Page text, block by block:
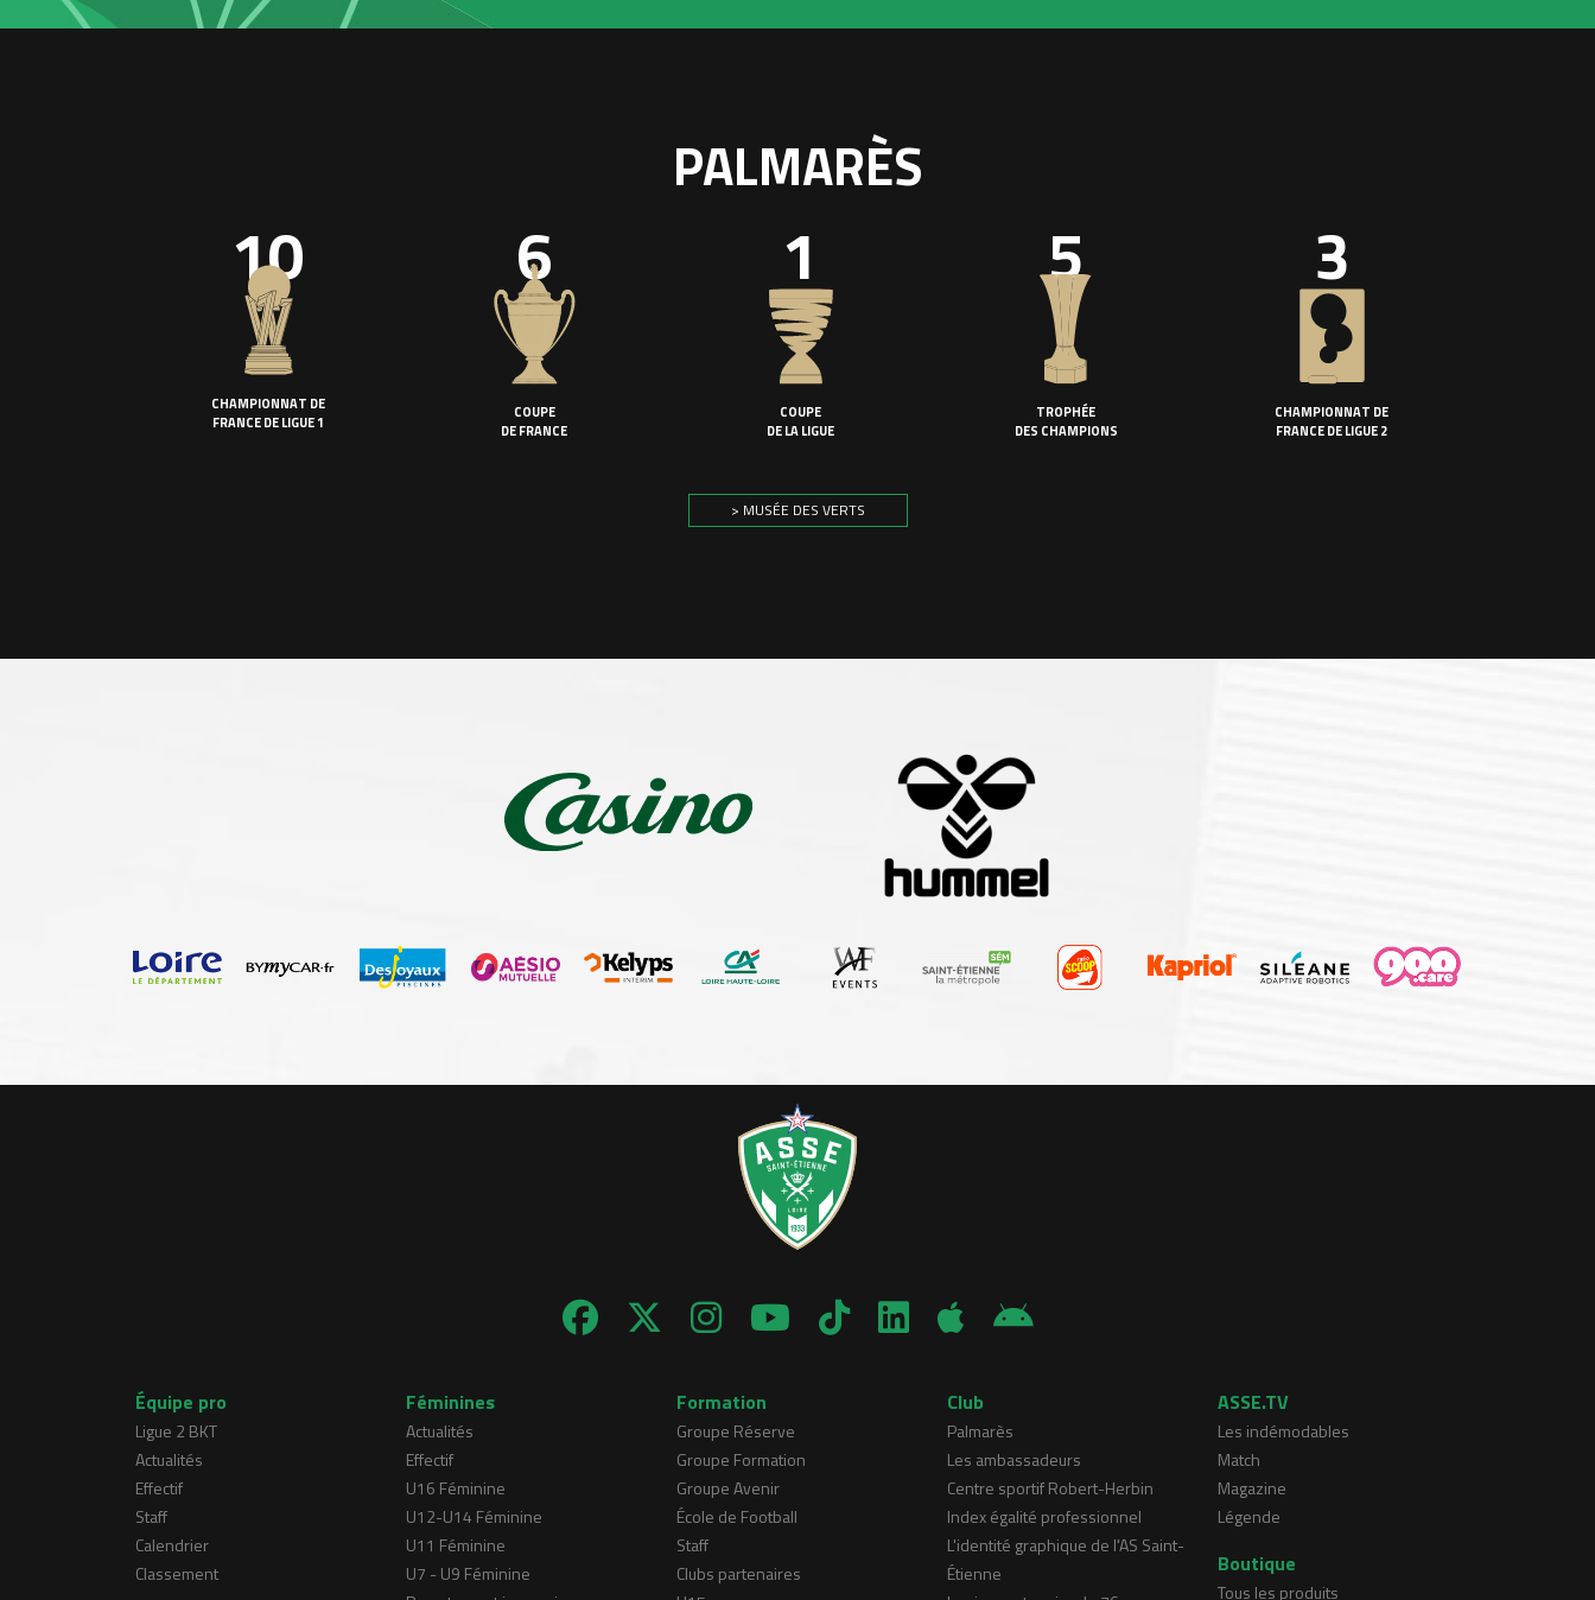
PALMARÈS
10
CHAMPIONNAT DE
FRANCE DE LIGUE 1
6
COUPE
DE FRANCE
1
COUPE
DE LA LIGUE
5
TROPHÉE
DES CHAMPIONS
3
CHAMPIONNAT DE
FRANCE DE LIGUE 2
> MUSÉE DES VERTS
Équipe pro
Ligue 2 BKT
Actualités
Effectif
Staff
Calendrier
Classement
Féminines
Actualités
Effectif
U16 Féminine
U12-U14 Féminine
U11 Féminine
U7 - U9 Féminine
Formation
Groupe Réserve
Groupe Formation
Groupe Avenir
École de Football
Staff
Clubs partenaires
Club
Palmarès
Les ambassadeurs
Centre sportif Robert-Herbin
Index égalité professionnel
L'identité graphique de l'AS Saint-
Étienne
ASSE.TV
Les indémodables
Match
Magazine
Légende
Boutique
Tous les produits